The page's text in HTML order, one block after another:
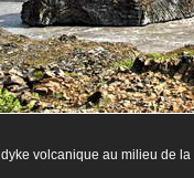
dyke volcanique au milieu de